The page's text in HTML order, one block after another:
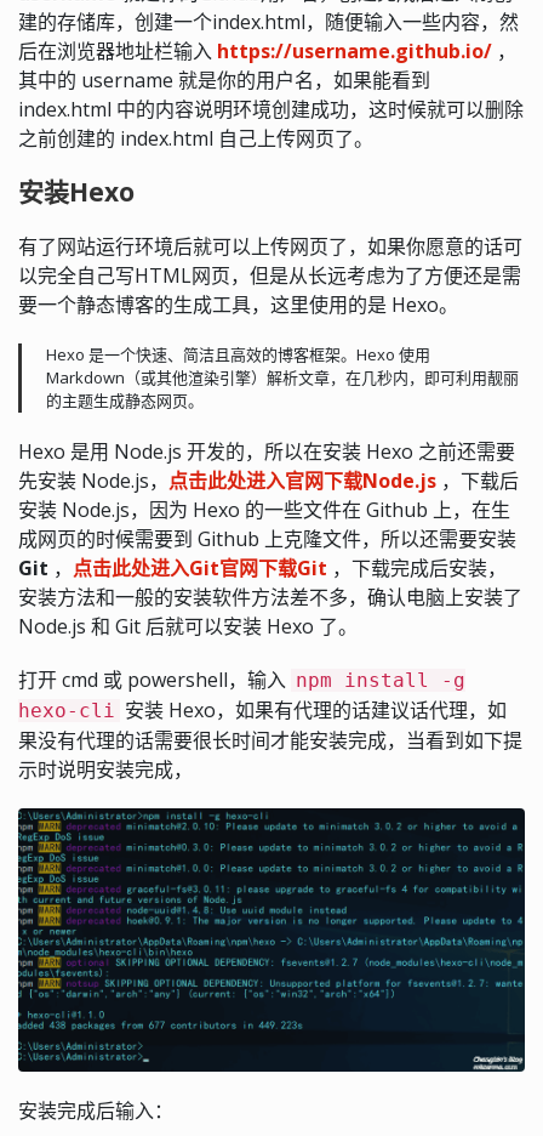
建的存储库，创建一个index.html，随便输入一些内容，然
后在浏览器地址栏输入 https://username.github.io/ ，
其中的 username 就是你的用户名，如果能看到
index.html 中的内容说明环境创建成功，这时候就可以删除
之前创建的 index.html 自己上传网页了。
安装Hexo
有了网站运行环境后就可以上传网页了，如果你愿意的话可
以完全自己写HTML网页，但是从长远考虑为了方便还是需
要一个静态博客的生成工具，这里使用的是 Hexo。
Hexo 是一个快速、简洁且高效的博客框架。Hexo 使用
Markdown（或其他渲染引擎）解析文章，在几秒内，即可利用靓丽
的主题生成静态网页。
Hexo 是用 Node.js 开发的，所以在安装 Hexo 之前还需要
先安装 Node.js， 点击此处进入官网下载Node.js ，下载后
安装 Node.js，因为 Hexo 的一些文件在 Github 上，在生
成网页的时候需要到 Github 上克隆文件，所以还需要安装
Git ， 点击此处进入Git官网下载Git ，下载完成后安装，
安装方法和一般的安装软件方法差不多，确认电脑上安装了
Node.js 和 Git 后就可以安装 Hexo 了。
打开 cmd 或 powershell，输入 npm install -g
hexo-cli 安装 Hexo，如果有代理的话建议话代理，如
果没有代理的话需要很长时间才能安装完成，当看到如下提
示时说明安装完成，
安装完成后输入：